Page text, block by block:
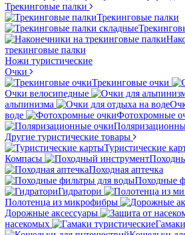
Трекинговые палки
Трекинговые палки
трекинговые палки
Ножи туристические
Очки
Трекинговые очки
Очки велосипедные
альпинизма
воде
Фотохромные
Другие туристические товары
Туристические
Компасы
Походная аптечка
Походные
Гидратори
Полотенца из микрофибры
Дорожные аксессуары
насекомых